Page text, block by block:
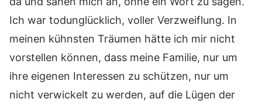
Ich war todunglücklich, voller Verzweiflung. In
meinen kühnsten Träumen hätte ich mir nicht
vorstellen können, dass meine Familie, nur um
ihre eigenen Interessen zu schützen, nur um
nicht verwickelt zu werden, auf die Lügen der